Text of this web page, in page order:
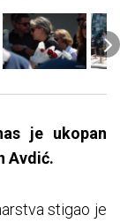
je ukopan
Avdić.
stigao je